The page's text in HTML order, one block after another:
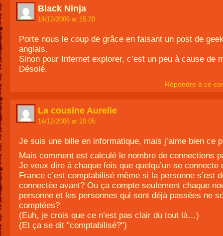
Black Ninja
14/12/2006 at 15:20
Porte nous le coup de grâce en faisant un post de
anglais.
Sinon pour Internet explorer, c’est un peu à cause de
Désolé.
Répondre à ce
La cousine Aurelie
14/12/2006 at 20:05
Je suis une bille en informatique, mais j’aime bien ce
Mais comment est calculé le nombre de connections
Je veux dire à chaque fois que quelqu’un se connecte
France c’est comptabilisé même si la personne s’est
connectée avant? Ou ça compte seulement chaque
personne et les personnes qui sont déjà passées ne
comptées?
(Euh, je crois que ce n’est pas clair du tout là…)
(Et ça se dit "comptabilisé?")